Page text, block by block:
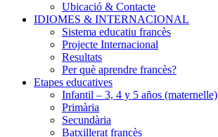
Ubicació & Contacte
IDIOMES & INTERNACIONAL
Sistema educatiu francès
Projecte Internacional
Resultats
Per què aprendre francès?
Etapes educatives
Infantil – 3, 4 y 5 años (maternelle)
Primària
Secundària
Batxillerat francès